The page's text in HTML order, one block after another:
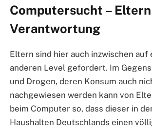
Computersucht –
Verantwortung
Eltern sind hier auch inzwischen auf
anderen Level gefordert. Im
und Drogen, deren Konsum auch
nachgewiesen werden kann von
beim Computer so, dass dieser in
Haushalten Deutschlands einen